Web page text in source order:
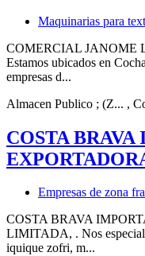
Maquinarias para
COMERCIAL JANOME
Estamos ubicados en
empresas d...
Almacen Publico ; (Z... ,
COSTA
Empresas de zona
COSTA BRAVA
LIMITADA, . Nos
iquique zofri, m...